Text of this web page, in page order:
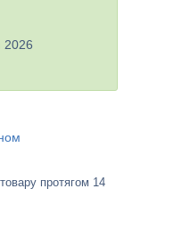
2026
протягом 14